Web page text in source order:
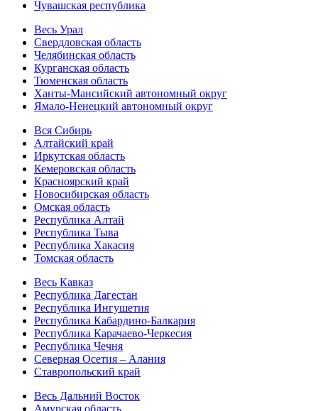
Чувашская республика
Весь Урал
Свердловская область
Челябинская область
Курганская область
Тюменская область
Ханты-Мансийский автономный округ
Ямало-Ненецкий автономный округ
Вся Сибирь
Алтайский край
Иркутская область
Кемеровская область
Красноярский край
Новосибирская область
Омская область
Республика Алтай
Республика Тыва
Республика Хакасия
Томская область
Весь Кавказ
Республика Дагестан
Республика Ингушетия
Республика Кабардино-Балкария
Республика Карачаево-Черкесия
Республика Чечня
Северная Осетия – Алания
Ставропольский край
Весь Дальний Восток
Амурская область